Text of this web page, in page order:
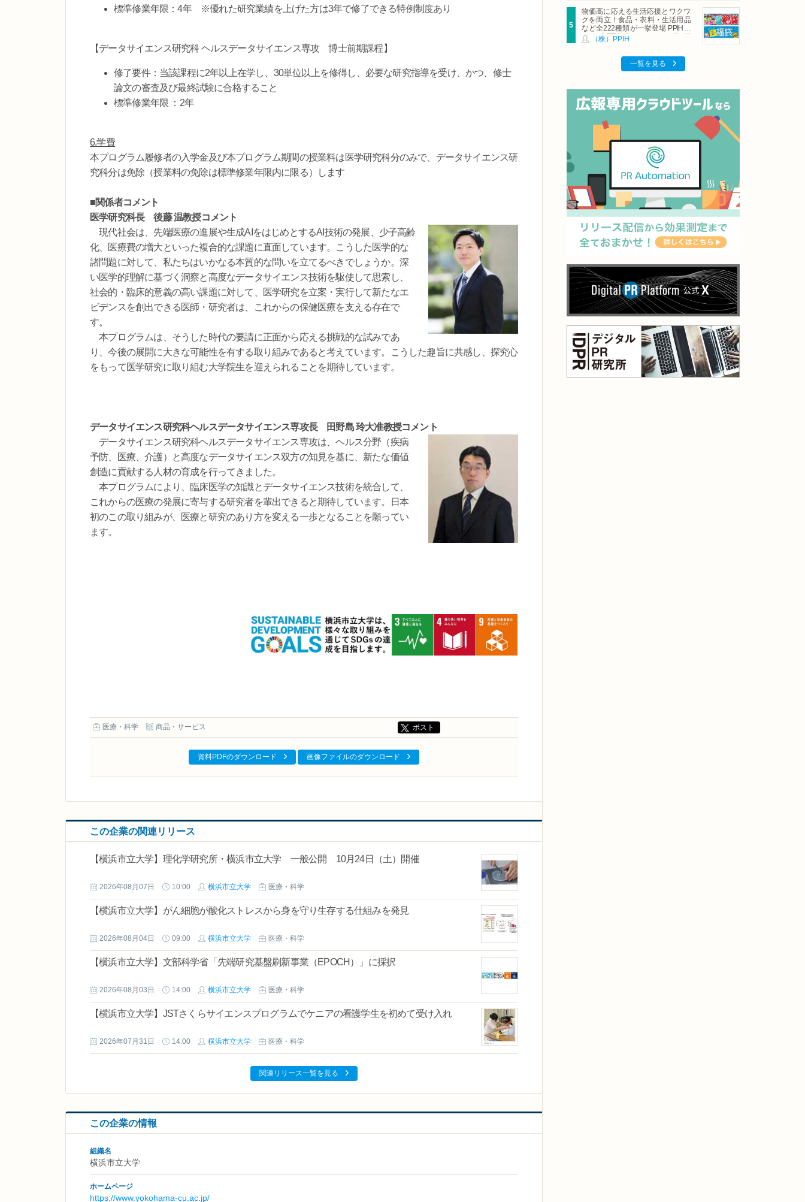
標準修業年限：4年 ※優れた研究業績を上げた方は3年で修了できる特例制度あり
【データサイエンス研究科 ヘルスデータサイエンス専攻 博士前期課程】
修了要件：当該課程に2年以上在学し、30単位以上を修得し、必要な研究指導を受け、かつ、修士
論文の審査及び最終試験に合格すること
標準修業年限 ：2年
6.学費
本プログラム履修者の入学金及び本プログラム期間の授業料は医学研究科分のみで、データサイエンス研
究科分は免除（授業料の免除は標準修業年限内に限る）します
■関係者コメント
医学研究科長 後藤 温教授コメント
現代社会は、先端医療の進展や生成AIをはじめとするAI技術の発展、少子高齢
化、医療費の増大といった複合的な課題に直面しています。こうした医学的な
諸問題に対して、私たちはいかなる本質的な問いを立てるべきでしょうか。深
い医学的理解に基づく洞察と高度なデータサイエンス技術を駆使して思索し、
社会的・臨床的意義の高い課題に対して、医学研究を立案・実行して新たなエ
ビデンスを創出できる医師・研究者は、これからの保健医療を支える存在で
す。
本プログラムは、そうした時代の要請に正面から応える挑戦的な試みであ
り、今後の展開に大きな可能性を有する取り組みであると考えています。こうした趣旨に共感し、探究心
をもって医学研究に取り組む大学院生を迎えられることを期待しています。
データサイエンス研究科ヘルスデータサイエンス専攻長 田野島 玲大准教授コメント
データサイエンス研究科ヘルスデータサイエンス専攻は、ヘルス分野（疾病
予防、医療、介護）と高度なデータサイエンス双方の知見を基に、新たな価値
創造に貢献する人材の育成を行ってきました。
本プログラムにより、臨床医学の知識とデータサイエンス技術を統合して、
これからの医療の発展に寄与する研究者を輩出できると期待しています。日本
初のこの取り組みが、医療と研究のあり方を変える一歩となることを願ってい
ます。
医療・科学 商品・サービス ポスト
資料PDFのダウンロード 画像ファイルのダウンロード
この企業の関連リリース
【横浜市立大学】理化学研究所・横浜市立大学 一般公開 10月24日（土）開催
2026年08月07日 10:00 横浜市立大学 医療・科学
【横浜市立大学】がん細胞が酸化ストレスから身を守り生存する仕組みを発見
2026年08月04日 09:00 横浜市立大学 医療・科学
【横浜市立大学】文部科学省「先端研究基盤刷新事業（EPOCH）」に採択
2026年08月03日 14:00 横浜市立大学 医療・科学
【横浜市立大学】JSTさくらサイエンスプログラムでケニアの看護学生を初めて受け入れ
2026年07月31日 14:00 横浜市立大学 医療・科学
関連リリース一覧を見る
この企業の情報
組織名
横浜市立大学
ホームページ
https://www.yokohama-cu.ac.jp/
物価高に応える生活応援とワクワ
クを両立！食品・衣料・生活用品
など全222種類が一挙登場 PPIHグ
ループ「夏福袋」＆セール 8月6日
(木)より順次スタート
（株）PPIH
一覧を見る